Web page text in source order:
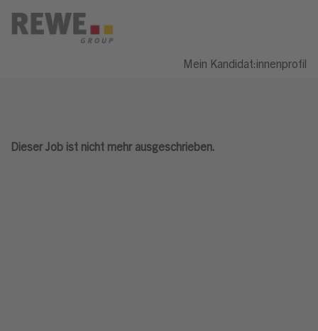
Mein Kandidat:innenprofil
Dieser Job ist nicht mehr ausgeschrieben.